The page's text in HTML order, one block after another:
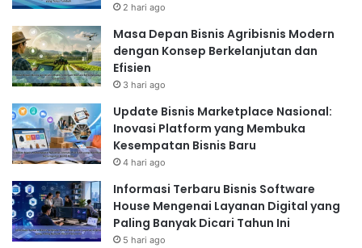
2 hari ago
Masa Depan Bisnis Agribisnis Modern
dengan Konsep Berkelanjutan dan
Efisien
3 hari ago
Update Bisnis Marketplace Nasional:
Inovasi Platform yang Membuka
Kesempatan Bisnis Baru
4 hari ago
Informasi Terbaru Bisnis Software
House Mengenai Layanan Digital yang
Paling Banyak Dicari Tahun Ini
5 hari ago